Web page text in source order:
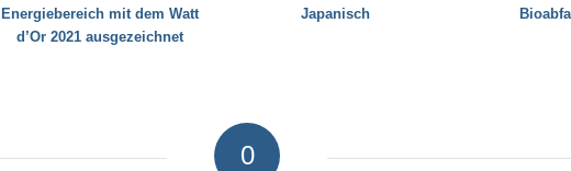
Energiebereich mit dem Watt
d’Or 2021 ausgezeichnet
Japanisch
0